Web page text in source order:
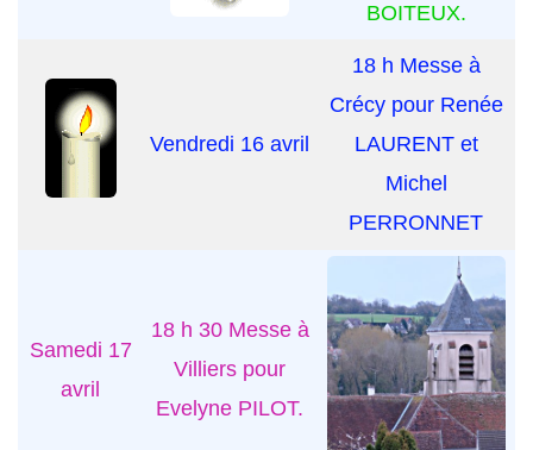
BOITEUX.
Vendredi 16 avril
18 h Messe à
Crécy pour Renée
LAURENT et
Michel
PERRONNET
Samedi 17
avril
18 h 30 Messe à
Villiers pour
Evelyne PILOT.